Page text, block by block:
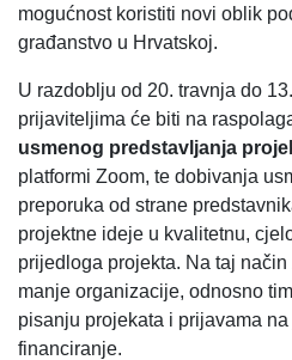
mogućnost koristiti novi oblik
građanstvo u Hrvatskoj.
U razdoblju od 20. travnja do
prijaviteljima će biti na
usmenog predstavljanja
platformi Zoom, te dobivanja
preporuka od strane
projektne ideje u kvalitetnu,
prijedloga projekta. Na taj
manje organizacije, odnosno
pisanju projekata i prijavama
financiranje.